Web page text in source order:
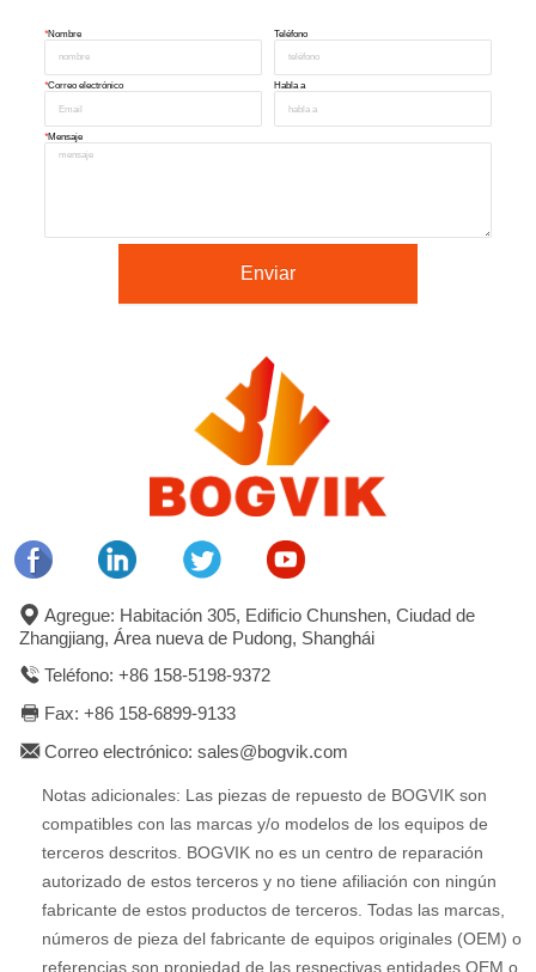
*Nombre Teléfono
*Correo electrónico Habla a
*Mensaje
Enviar
Agregue: Habitación 305, Edificio Chunshen, Ciudad de
Zhangjiang, Área nueva de Pudong, Shanghái
Teléfono: +86 158-5198-9372
Fax: +86 158-6899-9133
Correo electrónico: sales@bogvik.com
Notas adicionales: Las piezas de repuesto de BOGVIK son
compatibles con las marcas y/o modelos de los equipos de
terceros descritos. BOGVIK no es un centro de reparación
autorizado de estos terceros y no tiene afiliación con ningún
fabricante de estos productos de terceros. Todas las marcas,
números de pieza del fabricante de equipos originales (OEM) o
referencias son propiedad de las respectivas entidades OEM o